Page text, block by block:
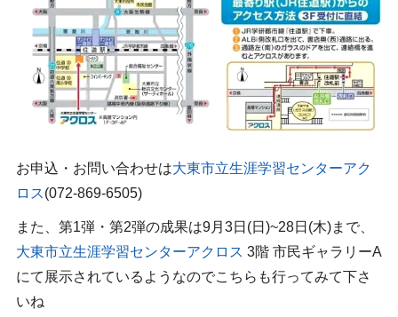
お申込・お問い合わせは大東市立生涯学習センターアク
ロス(072-869-6505)
また、第1弾・第2弾の成果は9月3日(日)~28日(木)まで、
大東市立生涯学習センターアクロス 3階 市民ギャラリーA
にて展示されているようなのでこちらも行ってみて下さ
いね